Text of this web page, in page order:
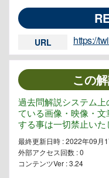
URL https://
この
過去問解説システム
ている画像・映像・
する事は一切禁止いた
最終更新日時 : 2022年09月
外部アクセス回数 :0
コンテンツVer : 3.24